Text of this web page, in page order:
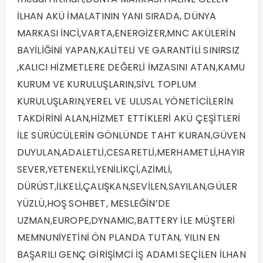
İLHAN AKÜ İMALATININ YANI SIRADA, DÜNYA
MARKASI İNCİ,VARTA,ENERGİZER,MNC AKÜLERİN
BAYİLİĞİNİ YAPAN,KALİTELİ VE GARANTİLİ SINIRSIZ
,KALICI HİZMETLERE DEĞERLİ İMZASINI ATAN,KAMU
KURUM VE KURULUŞLARIN,SİVL TOPLUM
KURULUŞLARIN,YEREL VE ULUSAL YÖNETİCİLERİN
TAKDİRİNİ ALAN,HİZMET ETTİKLERİ AKÜ ÇEŞİTLERİ
İLE SÜRÜCÜLERİN GÖNLÜNDE TAHT KURAN,GÜVEN
DUYULAN,ADALETLİ,CESARETLİ,MERHAMETLİ,HAYIR
SEVER,YETENEKLİ,YENİLİKÇİ,AZİMLİ,
DÜRÜST,İLKELİ,ÇALIŞKAN,SEVİLEN,SAYILAN,GÜLER
YÜZLÜ,HOŞ SOHBET, MESLEĞİN’DE
UZMAN,EUROPE,DYNAMIC,BATTERY İLE MÜŞTERİ
MEMNUNİYETİNİ ÖN PLANDA TUTAN, YILIN EN
BAŞARILI GENÇ GİRİŞİMCİ İŞ ADAMI SEÇİLEN İLHAN